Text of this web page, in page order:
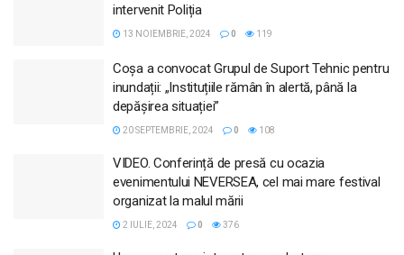
intervenit Poliția
13 NOIEMBRIE, 2024 0 119
Coșa a convocat Grupul de Suport Tehnic pentru
inundații: „Instituțiile rămân în alertă, până la
depășirea situației”
20 SEPTEMBRIE, 2024 0 108
VIDEO. Conferință de presă cu ocazia
evenimentului NEVERSEA, cel mai mare festival
organizat la malul mării
2 IULIE, 2024 0 376